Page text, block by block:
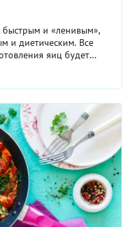
и «ленивым»,
и диетическим. Все
яиц будет
поданы, да и от того,